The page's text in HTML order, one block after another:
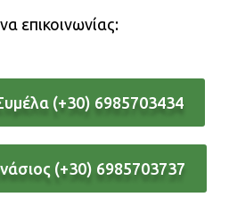
k
επικοινωνίας:
(+30) 6985703434
(+30) 6985703737